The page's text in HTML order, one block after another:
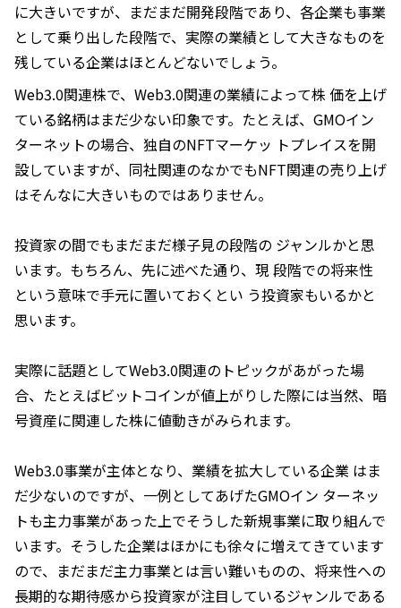
に大きいですが、まだまだ開発段階であり、各企業も事業
として乗り出した段階で、実際の業績として大きなものを
残している企業はほとんどないでしょう。
Web3.0関連株で、Web3.0関連の業績によって株 価を上げ
ている銘柄はまだ少ない印象です。たとえば、GMOイン
ターネットの場合、独自のNFTマーケッ トプレイスを開
設していますが、同社関連のなかでもNFT関連の売り上げ
はそんなに大きいものではありません。
投資家の間でもまだまだ様子見の段階の ジャンルかと思
います。もちろん、先に述べた通り、現 段階での将来性
という意味で手元に置いておくとい う投資家もいるかと
思います。
実際に話題としてWeb3.0関連のトピックがあがった場
合、たとえばビットコインが値上がりした際には当然、暗
号資産に関連した株に値動きがみられます。
Web3.0事業が主体となり、業績を拡大している企業 はま
だ少ないのですが、一例としてあげたGMOイン ターネッ
トも主力事業があった上でそうした新規事業に取り組んで
います。そうした企業はほかにも徐々に増えてきています
ので、まだまだ主力事業とは言い難いものの、将来性への
長期的な期待感から投資家が注目しているジャンルである